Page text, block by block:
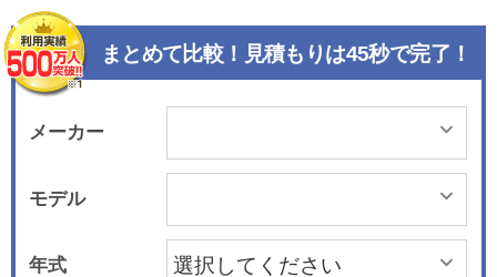
まとめて比較！見積もりは45秒で完了！
メーカー
モデル
年式